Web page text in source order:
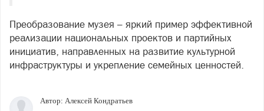
Преобразование музея – яркий пример эффективной
реализации национальных проектов и партийных
инициатив, направленных на развитие культурной
инфраструктуры и укрепление семейных ценностей.
Автор: Алексей Кондратьев